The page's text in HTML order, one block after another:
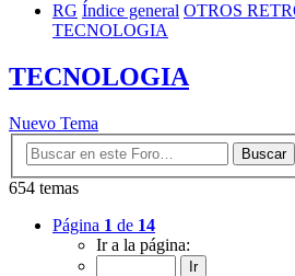
RG Índice general OTROS
TECNOLOGIA
TECNOLOGIA
Nuevo Tema
Buscar
654 temas
Página 1 de 14
Ir a la página: